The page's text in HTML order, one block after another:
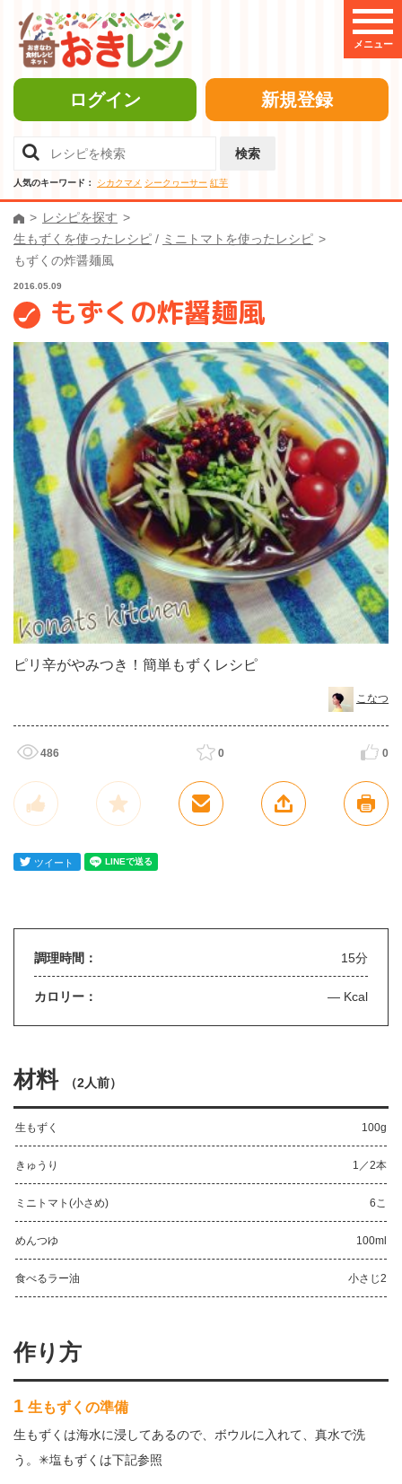
メニュー
ログイン 新規登録
検索
人気のキーワード： シカクマメ シークヮーサー 紅芋
レシピを探す
生もずくを使ったレシピ / ミニトマトを使ったレシピ
もずくの炸醤麺風
2016.05.09
もずくの炸醤麺風
ピリ辛がやみつき！簡単もずくレシピ
こなつ
486 0 0
調理時間： 15分
カロリー： — Kcal
材料 （2人前）
生もずく 100g
きゅうり 1／2本
ミニトマト(小さめ) 6こ
めんつゆ 100ml
食べるラー油 小さじ2
作り方
1 生もずくの準備
生もずくは海水に浸してあるので、ボウルに入れて、真水で洗
う。✳︎塩もずくは下記参照